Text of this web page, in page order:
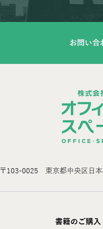
お問い合
〒103-0025 東京都中央区日
書籍のご購入